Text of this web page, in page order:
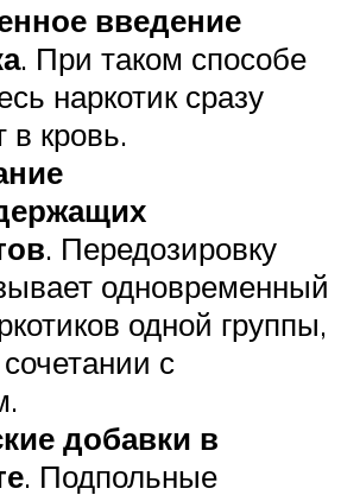
введение
. При таком способе
наркотик сразу
в кровь.
. Передозировку
одновременный
одной группы,
с
добавки в
. Подпольные